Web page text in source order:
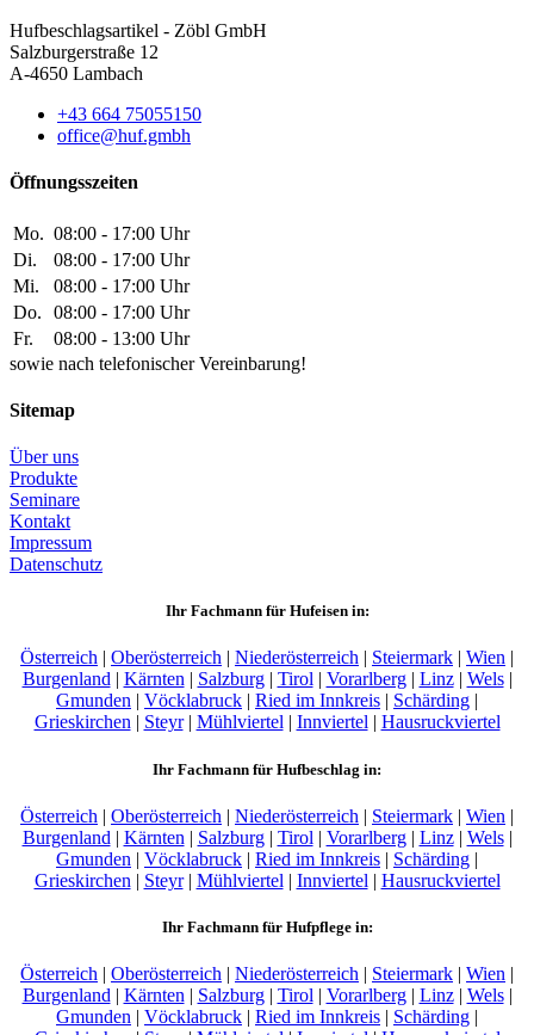
Hufbeschlagsartikel - Zöbl GmbH
Salzburgerstraße 12
A-4650 Lambach
+43 664 75055150
office@huf.gmbh
Öffnungsszeiten
Mo. 08:00 - 17:00 Uhr
Di.
08:00 - 17:00 Uhr
Mi.
08:00 - 17:00 Uhr
Do.
08:00 - 17:00 Uhr
Fr.
08:00 - 13:00 Uhr
sowie nach telefonischer Vereinbarung!
Sitemap
Über uns
Produkte
Seminare
Kontakt
Impressum
Datenschutz
Ihr Fachmann für Hufeisen in:
Österreich | Oberösterreich | Niederösterreich | Steiermark | Wien |
Burgenland| Kärnten| Salzburg| Tirol| Vorarlberg| Linz| Wels|
Gmunden | Vöcklabruck | Ried im Innkreis | Schärding |
Grieskirchen| Steyr| Mühlviertel| Innviertel| Hausruckviertel
Ihr Fachmann für Hufbeschlag in:
Österreich | Oberösterreich | Niederösterreich | Steiermark | Wien |
Burgenland | Kärnten | Salzburg| Tirol | Vorarlberg| Linz| Wels|
Gmunden | Vöcklabruck | Ried im Innkreis | Schärding |
Grieskirchen | Steyr| Mühlviertel | Innviertel | Hausruckviertel
Ihr Fachmann für Hufpflege in:
Österreich | Oberösterreich | Niederösterreich | Steiermark | Wien |
Burgenland | Kärnten | Salzburg| Tirol | Vorarlberg| Linz| Wels|
Gmunden | Vöcklabruck | Ried im Innkreis | Schärding |